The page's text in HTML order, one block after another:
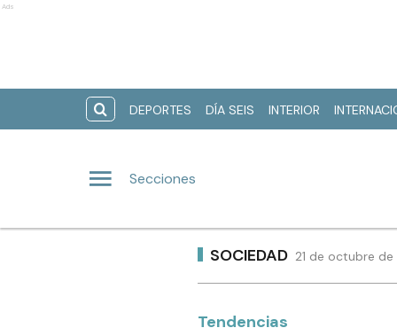
Ads
DEPORTES DÍA SEIS INTERIOR
Secciones
SOCIEDAD 21 de octubre
Tendencias